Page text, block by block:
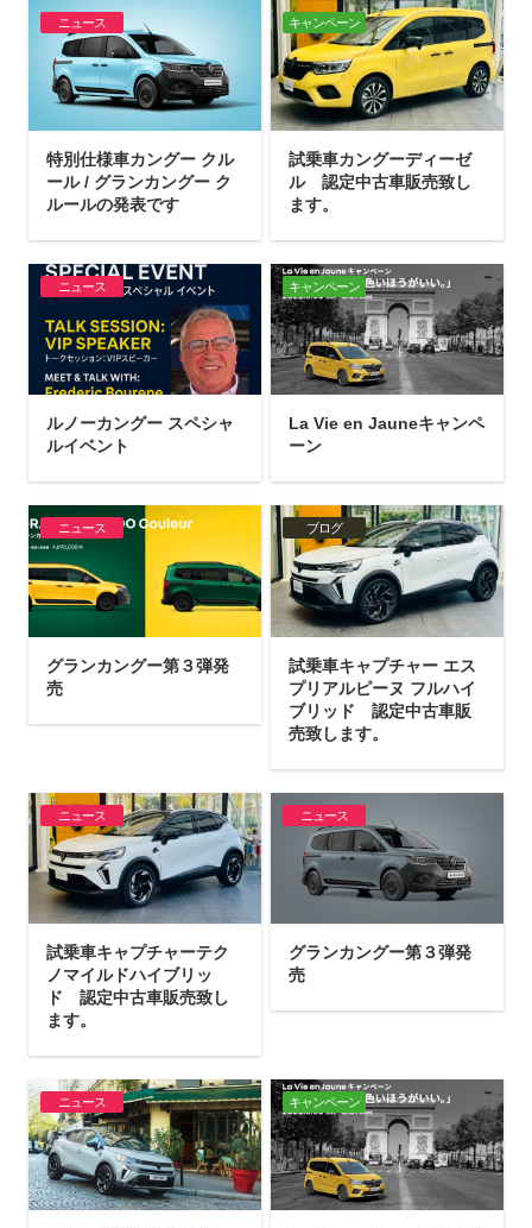
ニュース
特別仕様車カングー クル
ール / グランカングー ク
ルールの発表です
キャンペーン
試乗車カングーディーゼ
ル 認定中古車販売致し
ます。
ニュース
ルノーカングー スペシャ
ルイベント
キャンペーン
La Vie en Jauneキャンペ
ーン
ニュース
グランカングー第３弾発
売
ブログ
試乗車キャプチャー エス
プリアルピーヌ フルハイ
ブリッド 認定中古車販
売致します。
ニュース
試乗車キャプチャーテク
ノマイルドハイブリッ
ド 認定中古車販売致し
ます。
ニュース
グランカングー第３弾発
売
ニュース キャンペーン